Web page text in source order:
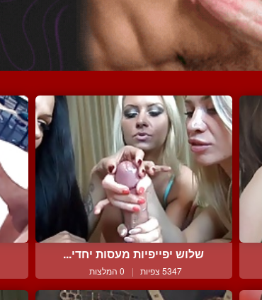
שלוש יפייפיות מעסות יחדי...
5347 צפיות | 0 המלצות